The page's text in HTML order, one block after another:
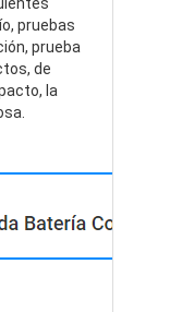
pruebas
prueba
de
la